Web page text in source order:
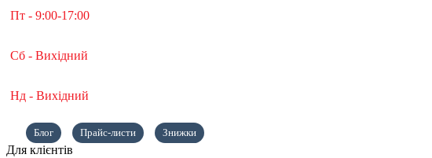
Пт - 9:00-17:00
Сб - Вихідний
Нд - Вихідний
Блог Прайс-листи Знижки
Для клієнтів